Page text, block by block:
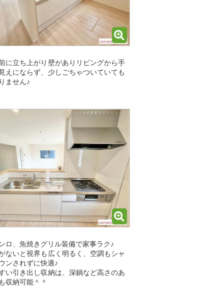
に立ち上がり壁がありリビングから手
えにならず、少しごちゃついていても
ません♪
ロ、魚焼きグリル装備で家事ラク♪
ないと視界も広く明るく、空調もシャ
ンされずに快適♪
い引き出し収納は、深鍋など高さのあ
収納可能＾＾